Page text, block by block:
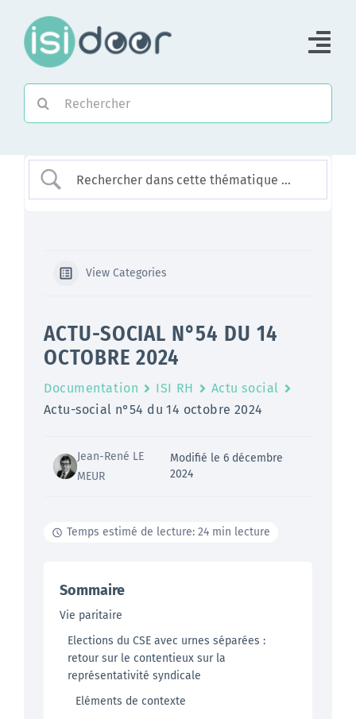
contenu
Piloter un réseau
View Categories
ACTU-SOCIAL N°54 DU 14
OCTOBRE 2024
Documentation ISI RH
Actu social
Actu-social n°54 du 14 octobre 2024
Jean-René LE
MEUR
Modifié le 6 décembre
2024
Temps estimé de lecture: 24 min lecture
Sommaire
Vie paritaire
Elections du CSE avec urnes séparées :
retour sur le contentieux sur la
représentativité syndicale
Eléments de contexte